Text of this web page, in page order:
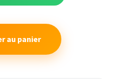
au panier